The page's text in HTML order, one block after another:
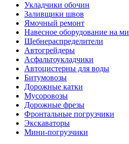
Укладчики обочин
Заливщики швов
Ямочный ремонт
Навесное оборудование на
Щебнераспределители
Автогрейдеры
Асфальтоукладчики
Автоцистерны для воды
Битумовозы
Дорожные катки
Мусоровозы
Дорожные фрезы
Фронтальные погрузчики
Экскаваторы
Мини-погрузчики